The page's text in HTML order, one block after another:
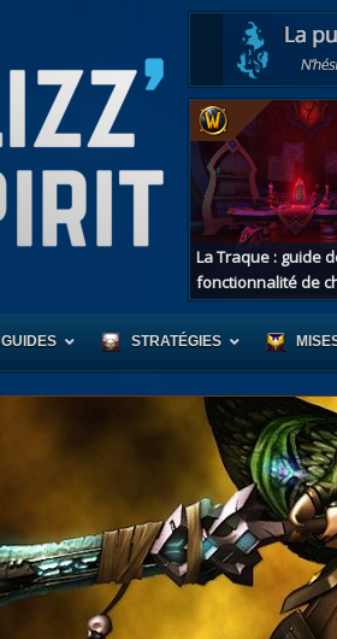
La Traque : guide
fonctionnalité de
GUIDES
Coeur d'Azeroth
Races alliées
Exploration des îles
NazjataretMécagone
Débloquer le vol
Assauts à Uldum et au Val
STRATÉGIES